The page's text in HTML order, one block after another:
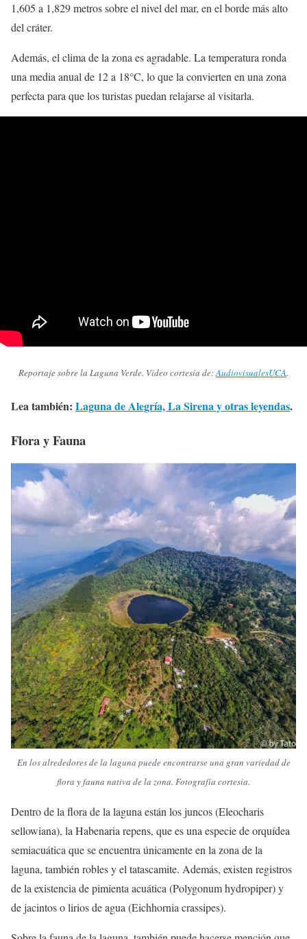
1,605 a 1,829 metros sobre el nivel del mar, en el borde más alto
del cráter.
Además, el clima de la zona es agradable. La temperatura ronda
una media anual de 12 a 18°C, lo que la convierten en una zona
perfecta para que los turistas puedan relajarse al visitarla.
Reportaje sobre la Laguna Verde. Vídeo cortesía de:AudiovisualesUCA.
Lea también: Laguna de Alegría, La Sirena y otras leyendas.
Flora y Fauna
En los alrededores de la laguna puede encontrarse una gran variedad de
flora y fauna nativa de la zona. Fotografía cortesía.
Dentro de la flora de la laguna están los juncos (Eleocharis
sellowiana), la Habenaria repens, que es una especie de orquídea
semiacuática que se encuentra únicamente en la zona de la
laguna, también robles y el tatascamite. Además, existen registros
de la existencia de pimienta acuática (Polygonum hydropiper) y
de jacintos o lirios de agua (Eichhornia crassipes).